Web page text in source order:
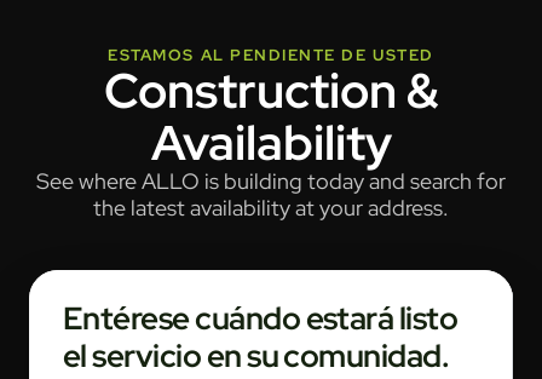
ESTAMOS AL PENDIENTE DE USTED
Construction &
Availability
See where ALLO is building today and search for
the latest availability at your address.
Entérese cuándo estará listo
el servicio en su comunidad.